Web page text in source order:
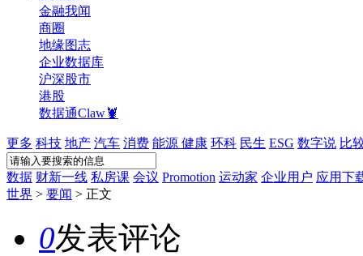
金融我闻
商圈
地缘图志
企业数据库
沪深股市
港股
数据通Claw🦞
更多 科技 地产 汽车 消费 能源 健康 环科 民生 ESG 数字说 比
数据 财新一线 私房课 会议 Promotion 运动家 企业用户 应用下
世界 > 要闻 > 正文
0发表评论